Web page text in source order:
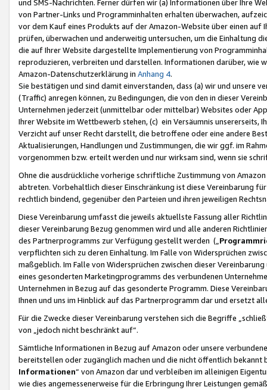
und SMS-Nachrichten. Ferner dürfen wir (a) Informationen über Ihre
von Partner-Links und Programminhalten erhalten überwachen,
vor dem Kauf eines Produkts auf der Amazon-Website über einen
prüfen, überwachen und anderweitig untersuchen, um die Einhaltung
die auf Ihrer Website dargestellte Implementierung von
reproduzieren, verbreiten und darstellen. Informationen darüber, wie
Amazon-Datenschutzerklärung in Anhang 4.
Sie bestätigen und sind damit einverstanden, dass (a) wir und
(Traffic) anregen können, zu Bedingungen, die von den in dieser
Unternehmen jederzeit (unmittelbar oder mittelbar) Websites oder
Ihrer Website im Wettbewerb stehen, (c) ein Versäumnis unsererseits,
Verzicht auf unser Recht darstellt, die betroffene oder eine andere
Aktualisierungen, Handlungen und Zustimmungen, die wir ggf. im
vorgenommen bzw. erteilt werden und nur wirksam sind, wenn sie
Ohne die ausdrückliche vorherige schriftliche Zustimmung von
abtreten. Vorbehaltlich dieser Einschränkung ist diese Vereinbarung
rechtlich bindend, gegenüber den Parteien und ihren jeweiligen
Diese Vereinbarung umfasst die jeweils aktuellste Fassung aller
dieser Vereinbarung Bezug genommen wird und alle anderen
des Partnerprogramms zur Verfügung gestellt werden („
verpflichten sich zu deren Einhaltung. Im Falle von Widersprüchen
maßgeblich. Im Falle von Widersprüchen zwischen dieser
eines gesonderten Marketingprogramms des verbundenen
Unternehmen in Bezug auf das gesonderte Programm. Diese
Ihnen und uns im Hinblick auf das Partnerprogramm dar und ersetzt
Für die Zwecke dieser Vereinbarung verstehen sich die Begriffe
von „jedoch nicht beschränkt auf“.
Sämtliche Informationen in Bezug auf Amazon oder unsere
bereitstellen oder zugänglich machen und die nicht öffentlich
Informationen“ von Amazon dar und verbleiben im alleinigen
wie dies angemessenerweise für die Erbringung Ihrer Leistungen